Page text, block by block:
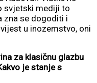
svjetski mediji to
zna se dogoditi i
u inozemstvo, oni
za klasičnu glazbu
je stanje s